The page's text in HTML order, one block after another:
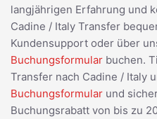
langjährigen Erfahrung und
Cadine / Italy Transfer
Kundensupport oder über
Buchungsformular buchen.
Transfer nach Cadine / Italy
Buchungsformular und
Buchungsrabatt von bis zu